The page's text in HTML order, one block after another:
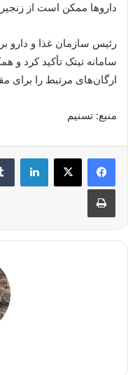
داروها ممکن است از
رئیس سازمان غذا و دارو
سامانه تیتک تأکید کرد و
ارگان‌های مرتبط را برای
منبع: تسنیم
چاپ